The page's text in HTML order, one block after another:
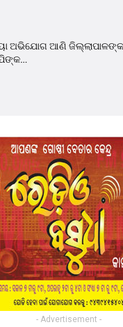
ଅଭିଯୋଗ ଆଣି ଜିଲ୍ଲାପାଳଙ୍କ
- Advertisement -